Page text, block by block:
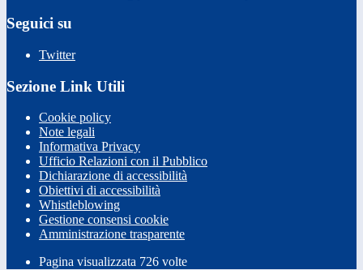
Seguici su
Twitter
Sezione Link Utili
Cookie policy
Note legali
Informativa Privacy
Ufficio Relazioni con il Pubblico
Dichiarazione di accessibilità
Obiettivi di accessibilità
Whistleblowing
Gestione consensi cookie
Amministrazione trasparente
Pagina visualizzata 726 volte